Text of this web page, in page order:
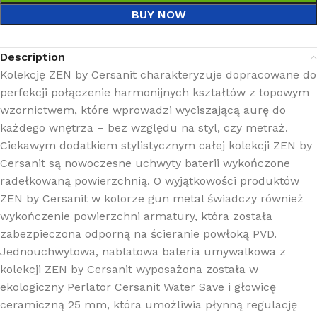
BUY NOW
Description
Kolekcję ZEN by Cersanit charakteryzuje dopracowane do
perfekcji połączenie harmonijnych kształtów z topowym
wzornictwem, które wprowadzi wyciszającą aurę do
każdego wnętrza – bez względu na styl, czy metraż.
Ciekawym dodatkiem stylistycznym całej kolekcji ZEN by
Cersanit są nowoczesne uchwyty baterii wykończone
radełkowaną powierzchnią. O wyjątkowości produktów
ZEN by Cersanit w kolorze gun metal świadczy również
wykończenie powierzchni armatury, która została
zabezpieczona odporną na ścieranie powłoką PVD.
Jednouchwytowa, nablatowa bateria umywalkowa z
kolekcji ZEN by Cersanit wyposażona została w
ekologiczny Perlator Cersanit Water Save i głowicę
ceramiczną 25 mm, która umożliwia płynną regulację